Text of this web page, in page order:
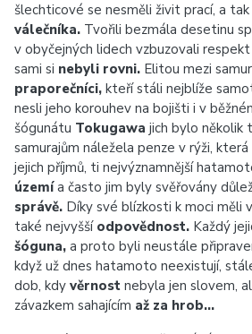
šlechticové se nesměli živit prací, a
válečníka. Tvořili bezmála desetinu
v obyčejných lidech vzbuzovali
sami si nebyli rovni. Elitou mezi
praporečníci, kteří stáli nejblíže
nesli jeho korouhev na bojišti i v
šógunátu Tokugawa jich bylo několik
samurajům náležela penze v rýži,
jejich příjmů, ti nejvýznamnější
územía často jim byly svěřovány
správě. Díky své blízkosti k moci měli
také nejvyšší odpovědnost. Každý
šóguna, a proto byli neustále
když už dnes hatamoto neexistují,
dob, kdy věrnost nebyla jen slovem,
závazkem sahajícím až za hrob…